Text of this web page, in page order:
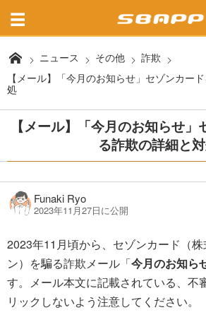
ニュース その他
詐欺
【メール】「今月のお知らせ」セゾンカー
処
【メール】「今月のお知らせ
る詐欺の詳細と
Funaki Ryo
2023年11月27日に公開
2023年11月頃から、セゾンカード（
ン）を騙る詐欺メール「今月のお知ら
す。メール本文に記載されている、不
リックしないよう注意してください。